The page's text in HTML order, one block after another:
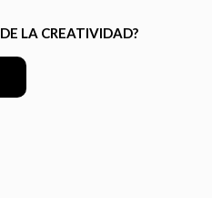
LA CREATIVIDAD?